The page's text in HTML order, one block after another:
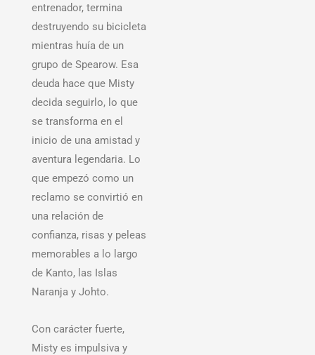
entrenador, termina
destruyendo su bicicleta
mientras huía de un
grupo de Spearow. Esa
deuda hace que Misty
decida seguirlo, lo que
se transforma en el
inicio de una amistad y
aventura legendaria. Lo
que empezó como un
reclamo se convirtió en
una relación de
confianza, risas y peleas
memorables a lo largo
de Kanto, las Islas
Naranja y Johto.
Con carácter fuerte,
Misty es impulsiva y